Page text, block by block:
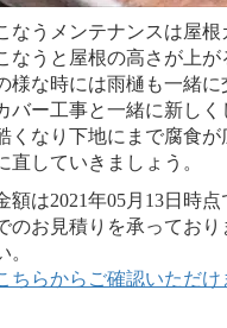
なうメンテナンスは屋
なうと屋根の高さが上
様な時には雨樋も一緒
バー工事と一緒に新し
くなり下地にまで腐食が
していきましょう。
は2021年05月13日時点
お見積りを承ってお
らからご確認いただけ